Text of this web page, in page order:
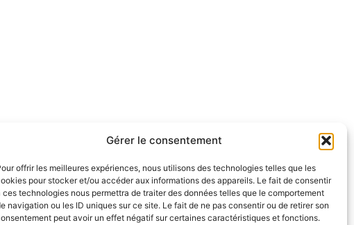
Gérer le consentement
offrir les meilleures expériences, nous utilisons des technologies telles que les
pour stocker et/ou accéder aux informations des appareils. Le fait de consentir
ces technologies nous permettra de traiter des données telles que le comportement
navigation ou les ID uniques sur ce site. Le fait de ne pas consentir ou de retirer son
peut avoir un effet négatif sur certaines caractéristiques et fonctions.